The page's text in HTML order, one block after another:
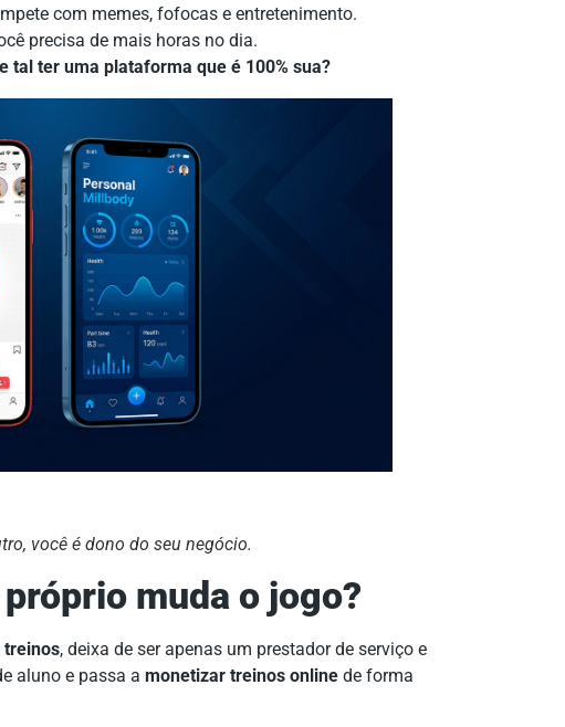
com memes, fofocas e entretenimento.
precisa de mais horas no dia.
tal ter uma plataforma que é 100% sua?
você é dono do seu negócio.
muda o jogo?
treinos, deixa de ser apenas um prestador de serviço e
aluno e passa a monetizar treinos online de forma